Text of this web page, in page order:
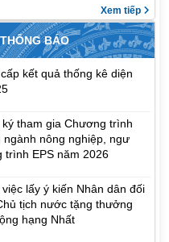
Xem tiếp
THÔNG BÁO
kết quả thống kê diện
tham gia Chương trình
nông nghiệp, ngư
trình EPS năm 2026
lấy ý kiến Nhân dân đối
tịch nước tặng thưởng
hạng Nhất